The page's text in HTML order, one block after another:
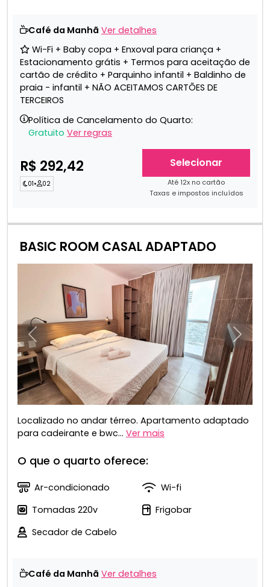
Café da Manhã Ver detalhes
Wi-Fi + Baby copa + Enxoval para criança +
Estacionamento grátis + Termos para aceitação de
cartão de crédito + Parquinho infantil + Baldinho de
praia - infantil + NÃO ACEITAMOS CARTÕES DE
TERCEIROS
Política de Cancelamento do Quarto:
Gratuito Ver regras
R$ 292,42
01• 02
Selecionar
Até 12x no cartão
Taxas e impostos incluídos
BASIC ROOM CASAL ADAPTADO
Anterior
Localizado no andar térreo. Apartamento adaptado
para cadeirante e bwc... Ver mais
O que o quarto oferece:
Ar-condicionado
Wi-fi
Tomadas 220v
Frigobar
Secador de Cabelo
Café da Manhã Ver detalhes